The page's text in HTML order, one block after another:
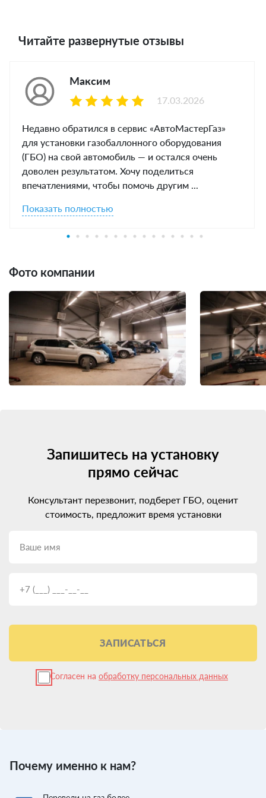
Читайте развернутые отзывы
Максим
Недавно обратился в сервис «АвтоМастерГаз»
для установки газобаллонного оборудования
(ГБО) на свой автомобиль — и остался очень
доволен результатом. Хочу поделиться
впечатлениями, чтобы помочь другим ...
Показать полностью
17.03.2026
Фото компании
Запишитесь на установку
прямо сейчас
Консультант перезвонит, подберет ГБО, оценит
стоимость, предложит время установки
ЗАПИСАТЬСЯ
Согласен на обработку персональных данных
Почему именно к нам?